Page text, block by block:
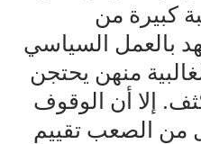
كبيرة من
بالعمل السياسي
منهن يحتجن
إلا أن الوقوف
من الصعب تقييم